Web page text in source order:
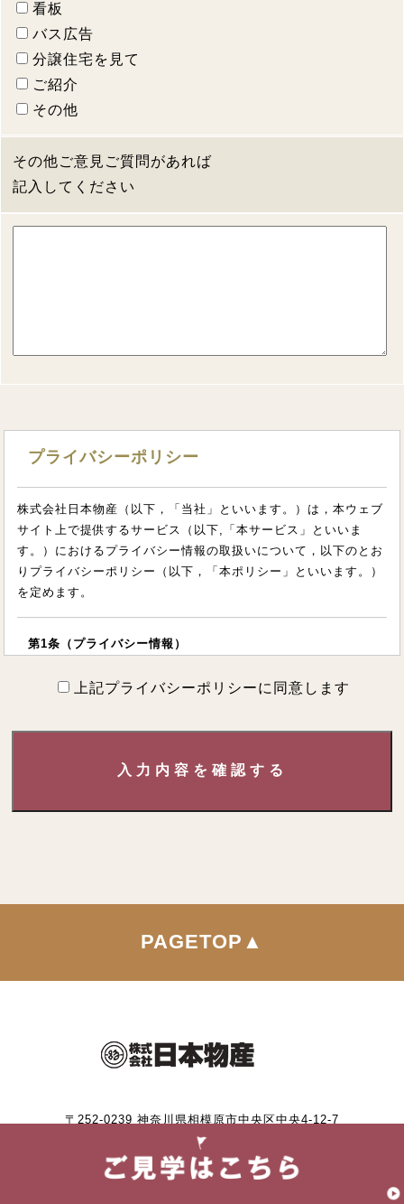
看板
バス広告
分譲住宅を見て
ご紹介
その他
その他ご意見ご質問があれば
記入してください
プライバシーポリシー
株式会社日本物産（以下，「当社」といいます。）は，本ウェブ
サイト上で提供するサービス（以下,「本サービス」といいま
す。）におけるプライバシー情報の取扱いについて，以下のとお
りプライバシーポリシー（以下，「本ポリシー」といいます。）
を定めます。
第1条（プライバシー情報）
プライバシー情報のうち「個人情報」とは，個人情報保護法にい
って，当該情報に含まれる氏名，生年月日，住所，電話番号，連
IPアドレス，クッキー情報，位置情報，端末の個体識別情報など
電話番号，メールアドレス，銀行口座番号，クレジットカード番
号，運転免許証番号などの個人情報をお尋ねすることがありま
といいます。）などから収集することがあります。
当社は，ユーザーについて，利用したサービスやソフトウエア，
上記プライバシーポリシーに同意します
入力内容を確認する
PAGETOP▲
〒252-0239 神奈川県相模原市中央区中央4-12-7
TEL.042-758-0333 FAX.042-758-0431